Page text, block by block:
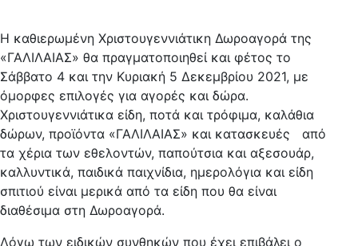
Η καθιερωμένη Χριστουγεννιάτικη Δωροαγορά της
«ΓΑΛΙΛΑΙΑΣ» θα πραγματοποιηθεί και φέτος το
Σάββατο 4 και την Κυριακή 5 Δεκεμβρίου 2021, με
όμορφες επιλογές για αγορές και δώρα.
Χριστουγεννιάτικα είδη, ποτά και τρόφιμα, καλάθια
δώρων, προϊόντα «ΓΑΛΙΛΑΙΑΣ» και κατασκευές από
τα χέρια των εθελοντών, παπούτσια και αξεσουάρ,
καλλυντικά, παιδικά παιχνίδια, ημερολόγια και είδη
σπιτιού είναι μερικά από τα είδη που θα είναι
διαθέσιμα στη Δωροαγορά.
Λόγω των ειδικών συνθηκών που έχει επιβάλει ο